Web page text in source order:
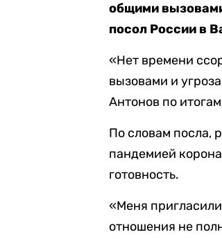
общими
посол России в
«Нет времени
вызовами и
Антонов по
По словам посла,
пандемией
готовность.
«Меня
отношения не